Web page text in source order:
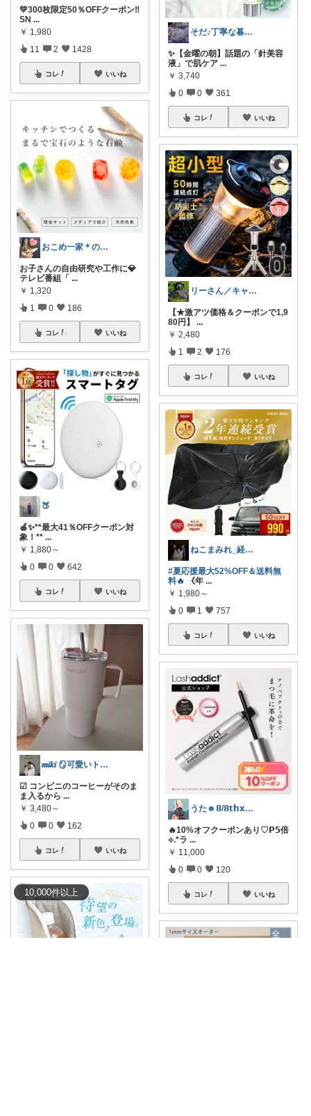
10,000件以上
💛300枚限定50％OFFクーポン‼️
SN ...
￥ 1,980
11 2 1428
コレ いいね
おこめ一家＊のんびり復帰🏖️
お子さんの自由研究や工作に💎
テレビ番組「 ...
￥ 1,320
1 0 186
コレ いいね
🍑
🍎✨**最大41％OFFクーポン対
象！** ...
￥ 1,880～
0 0 642
コレ いいね
𝒎𝒊𝒌𝒊 🪞可愛いトレンド集め
☑︎ コンビニのコーヒーがそのま
ま入るから ...
￥ 3,480～
0 0 162
コレ いいね
そだ♪丁寧な暮らしに憧れるズボラ主婦
​✨【金曜の朝】話題の「針美容
液」で肌ケア ...
￥ 3,740
0 0 361
コレ いいね
リーさん／キャンプに徹する‼️
【★激アツ価格＆クーポンで1,9
80円】 ...
￥ 2,480
1 2 176
コレ いいね
ねこまみれ_経由感謝致します🐈
#夏応援最大52%OFF＆送料無
料🔥 《年 ...
￥ 1,980～
0 1 757
コレ いいね
うた☻𝟴/𝟴𝘁𝗵𝘅ᜊ⍤⃝ᜊ
🔥10%オフクーポンあり♡𝗣𝟱倍
⟡.*ラ ...
￥ 11,000
0 0 120
コレ いいね